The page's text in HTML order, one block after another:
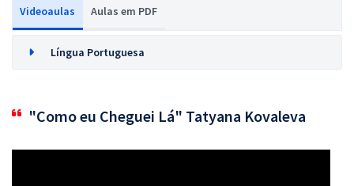
Videoaulas Aulas em PDF
Língua Portuguesa
"Como eu Cheguei Lá" Tatyana Kovaleva